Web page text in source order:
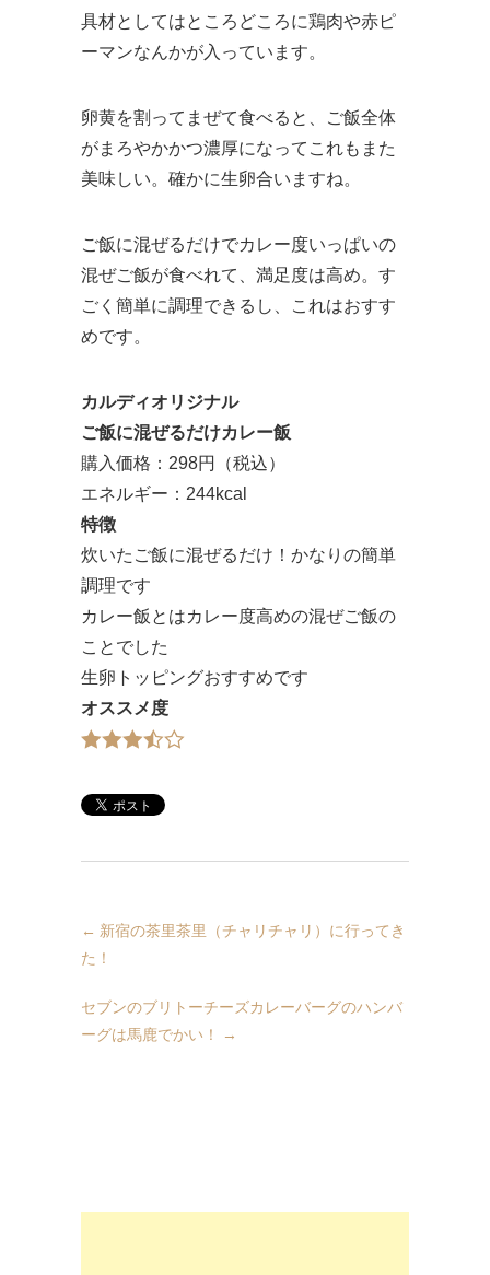
具材としてはところどころに鶏肉や赤ピ
ーマンなんかが入っています。
卵黄を割ってまぜて食べると、ご飯全体
がまろやかかつ濃厚になってこれもまた
美味しい。確かに生卵合いますね。
ご飯に混ぜるだけでカレー度いっぱいの
混ぜご飯が食べれて、満足度は高め。す
ごく簡単に調理できるし、これはおすす
めです。
カルディオリジナル
ご飯に混ぜるだけカレー飯
購入価格：298円（税込）
エネルギー：244kcal
特徴
炊いたご飯に混ぜるだけ！かなりの簡単
調理です
カレー飯とはカレー度高めの混ぜご飯の
ことでした
生卵トッピングおすすめです
オススメ度
← 新宿の茶里茶里（チャリチャリ）に行ってき
た！
セブンのブリトーチーズカレーバーグのハンバ
ーグは馬鹿でかい！
→